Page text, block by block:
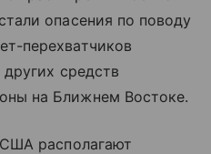
стали опасения по поводу
перехватчиков
средств
на Ближнем Востоке.
располагают